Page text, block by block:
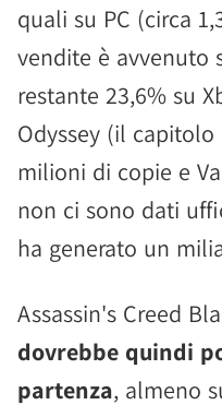
quali su PC (circa
vendite è avvenuto
restante 23,6% su
Odyssey (il
milioni di copie e
non ci sono dati
ha generato un
Assassin's Creed
dovrebbe quindi
partenza, almeno